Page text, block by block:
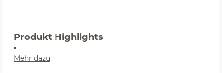
Produkt Highlights
Mehr dazu